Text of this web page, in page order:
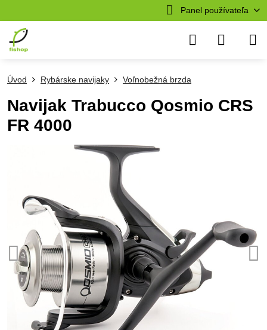
Panel používateľa
Úvod Rybárske navijaky Voľnobežná brzda
Navijak Trabucco Qosmio CRS
FR 4000